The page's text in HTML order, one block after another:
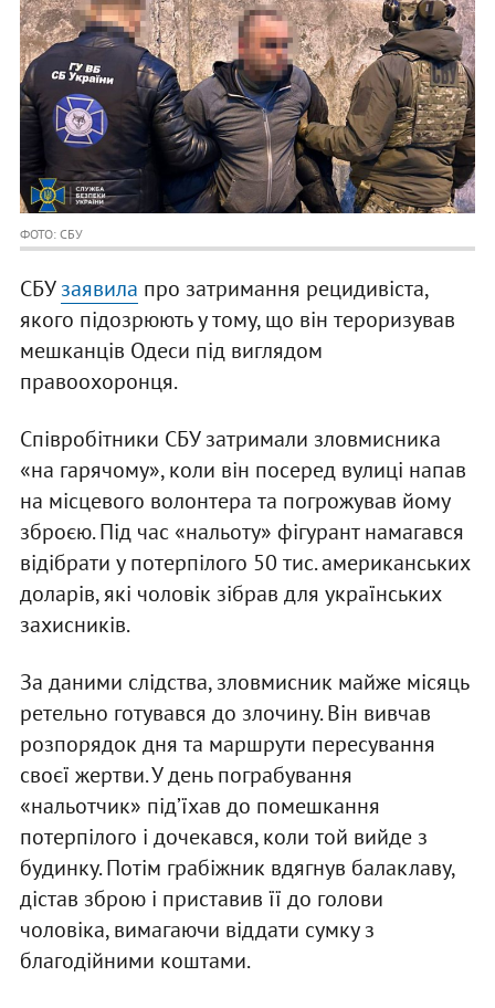
ФОТО: СБУ
СБУзаявила про затримання рецидивіста,
якого підозрюють у тому, що він тероризував
мешканців Одеси під виглядом
правоохоронця.
Співробітники СБУ затримали зловмисника
«на гарячому», коли він посеред вулиці напав
на місцевого волонтера та погрожував йому
зброєю. Під час «нальоту» фігурант намагався
відібрати у потерпілого 50 тис. американських
доларів, які чоловік зібрав для українських
захисників.
За даними слідства, зловмисник майже місяць
ретельно готувався до злочину. Він вивчав
розпорядок дня та маршрути пересування
своєї жертви. У день пограбування
«нальотчик» під’їхав до помешкання
потерпілого і дочекався, коли той вийде з
будинку. Потім грабіжник вдягнув балаклаву,
дістав зброю і приставив її до голови
чоловіка, вимагаючи віддати сумку з
благодійними коштами.